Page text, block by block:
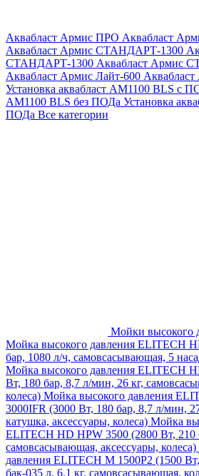
Аквабласт Армис ПРО Аквабласт
Аквабласт Армис СТАНДАРТ-1300
СТАНДАРТ-1300 Аквабласт Армис
Аквабласт Армис Лайт-600
Установка аквабласт AM1100 BLS с
AM1100 BLS без ПОДа Установка
ПОДа Все категории
Мойки высокого
Мойка высокого давления ELITECH
бар, 1080 л/ч, самовсасывающая, 5
Мойка высокого давления ELITECH
Вт, 180 бар, 8,7 л/мин, 26 кг,
колеса) Мойка высокого давления
3000IFR (3000 Вт, 180 бар, 8,7 л/мин,
катушка, аксессуары, колеса) Мойка
ELITECH HD HPW 3500 (2800 Вт, 210
самовсасывающая, аксессуары, колеса)
давления ELITECH M 1500P2 (1500
бак-035 л, 6.1 кг, самовсасывающая,